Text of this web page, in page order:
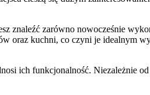
znaleźć zarówno nowocześnie
oraz kuchni, co czyni je idealnym
ich funkcjonalność. Niezależnie